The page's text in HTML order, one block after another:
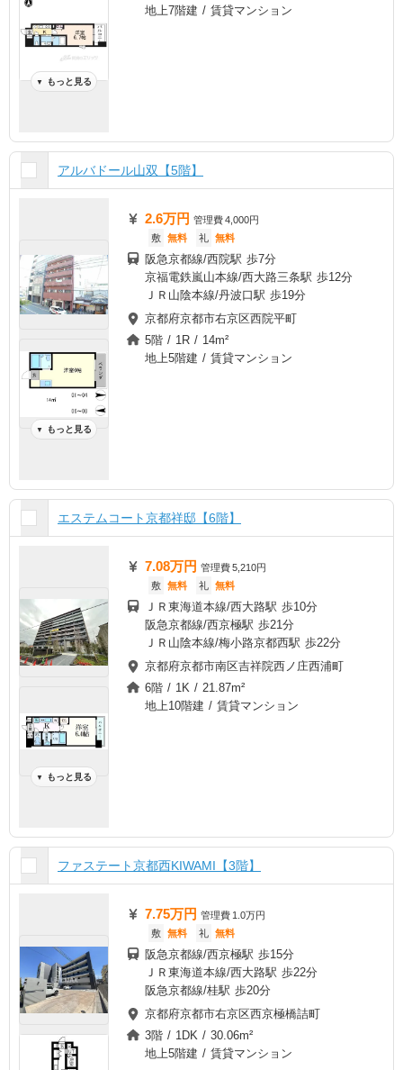
▼ もっと見る
地上7階建 / 賃貸マンション
アルバドール山双【5階】
▼ もっと見る
2.6万円 管理費4,000円
敷 無料 礼 無料
阪急京都線/西院駅 歩7分
京福電鉄嵐山本線/西大路三条駅 歩12分
ＪＲ山陰本線/丹波口駅 歩19分
京都府京都市右京区西院平町
5階 / 1R / 14m²
地上5階建 / 賃貸マンション
エステムコート京都祥邸【6階】
▼ もっと見る
7.08万円 管理費5,210円
敷 無料 礼 無料
ＪＲ東海道本線/西大路駅 歩10分
阪急京都線/西京極駅 歩21分
ＪＲ山陰本線/梅小路京都西駅 歩22分
京都府京都市南区吉祥院西ノ庄西浦町
6階 / 1K / 21.87m²
地上10階建 / 賃貸マンション
ファステート京都西KIWAMI【3階】
7.75万円 管理費 1.0万円
敷 無料 礼 無料
阪急京都線/西京極駅 歩15分
ＪＲ東海道本線/西大路駅 歩22分
阪急京都線/桂駅 歩20分
京都府京都市右京区西京極橋詰町
3階 / 1DK / 30.06m²
地上5階建 / 賃貸マンション